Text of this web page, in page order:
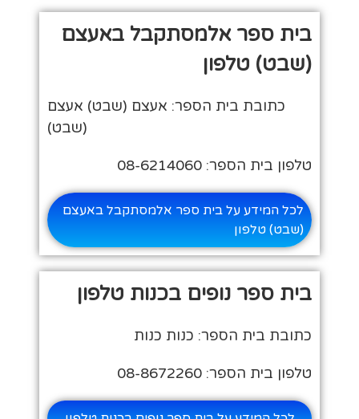
בית ספר אלמסתקבל באעצם
(שבט) טלפון
כתובת בית הספר: אעצם (שבט) אעצם
(שבט)
טלפון בית הספר: 08-6214060
לכל המידע על בית ספר אלמסתקבל באעצם
(שבט) טלפון
בית ספר נופים בכנות טלפון
כתובת בית הספר: כנות כנות
טלפון בית הספר: 08-8672260